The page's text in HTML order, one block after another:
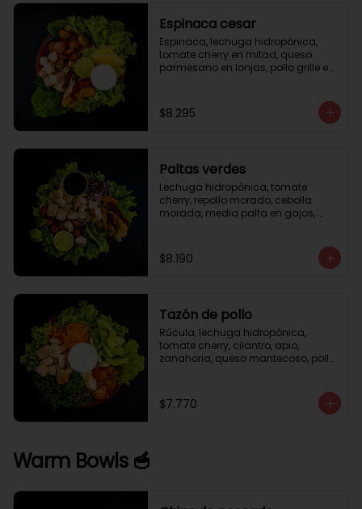
Espinaca cesar
Espinaca, lechuga hidropónica,
tomate cherry en mitad, queso
parmesano en lonjas, pollo grille en
$8.295
Paltas verdes
Lechuga hidropónica, tomate
cherry, repollo morado, cebolla
morada, media palta en gajos,
$8.190
Tazón de pollo
Rúcula, lechuga hidropónica,
tomate cherry, cilantro, apio,
zanahoria, queso mantecoso, pollo
$7.770
Warm Bowls 🥣